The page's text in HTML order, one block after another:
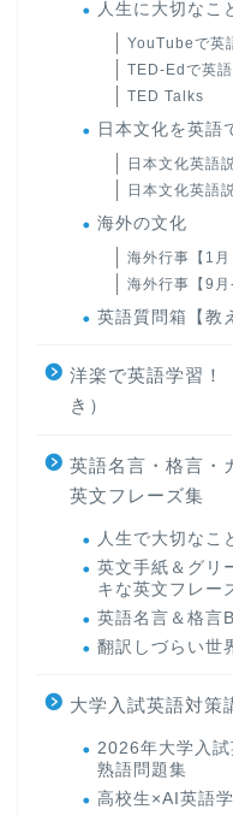
人生に大切なこ
YouTubeで英
TED-Edで英語
TED Talks
日本文化を英語
日本文化英語
日本文化英語
海外の文化
海外行事【1月
海外行事【9月
英語質問箱【教
洋楽で英語学習！
き）
英語名言・格言・
英文フレーズ集
人生で大切なこ
英文手紙＆グリ
キな英文フレー
英語名言＆格言
翻訳しづらい世
大学入試英語対策
2026年大学入
熟語問題集
高校生×AI英語